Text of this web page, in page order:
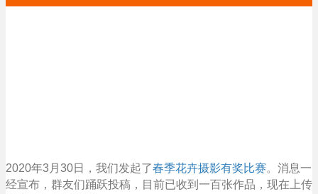
2020年3月30日，我们发起了春季花卉摄影有奖比赛。消息一
经宣布，群友们踊跃投稿，目前已收到一百张作品，现在上传